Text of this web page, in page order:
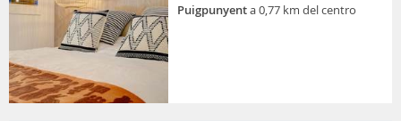
Puigpunyenta 0,77 km del centro